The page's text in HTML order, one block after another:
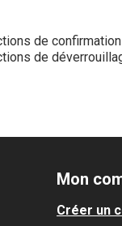
de
de
Mon
Créer un